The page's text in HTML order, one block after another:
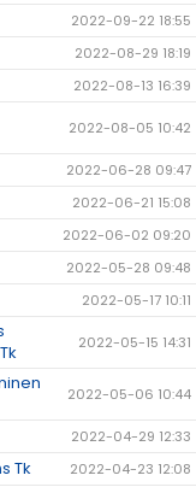
2022-09-22 18:55
2022-08-29 18:19
2022-08-13 16:39
2022-08-05 10:42
2022-06-28 09:47
2022-06-21 15:08
2022-06-02 09:20
2022-05-28 09:48
2022-05-17 10:11
2022-05-15 14:31
2022-05-06 10:44
2022-04-29 12:33
Tk 2022-04-23 12:08